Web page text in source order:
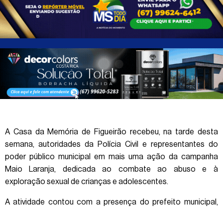
A Casa da Memória de Figueirão recebeu, na tarde desta
semana, autoridades da Polícia Civil e representantes do
poder público municipal em mais uma ação da campanha
Maio Laranja, dedicada ao combate ao abuso e à
exploração sexual de crianças e adolescentes.
A atividade contou com a presença do prefeito municipal,